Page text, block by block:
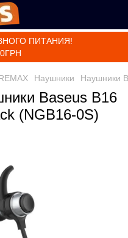
ПИТАНИЯ!
Наушники Наушники
Baseus B16
(NGB16-0S)